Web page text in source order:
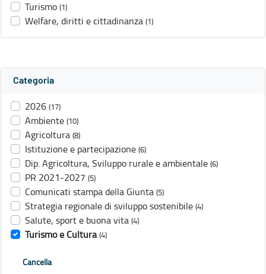
Turismo (1)
Welfare, diritti e cittadinanza (1)
Categoria
2026 (17)
Ambiente (10)
Agricoltura (8)
Istituzione e partecipazione (6)
Dip. Agricoltura, Sviluppo rurale e ambientale (6)
PR 2021-2027 (5)
Comunicati stampa della Giunta (5)
Strategia regionale di sviluppo sostenibile (4)
Salute, sport e buona vita (4)
Turismo e Cultura (4)
Cancella